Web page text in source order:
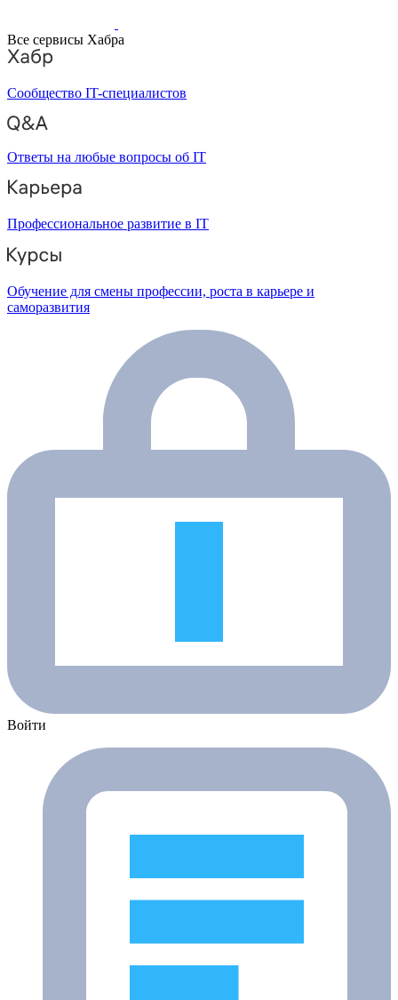
Все сервисы Хабра
Сообщество IT-специалистов
Ответы на любые вопросы об IT
Профессиональное развитие в IT
Обучение для смены профессии, роста в карьере и
саморазвития
Войти